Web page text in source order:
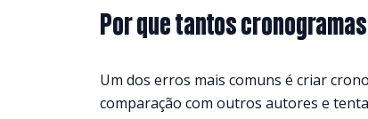
Por que tantos
Um dos erros mais comuns é criar
comparação com outros autores e